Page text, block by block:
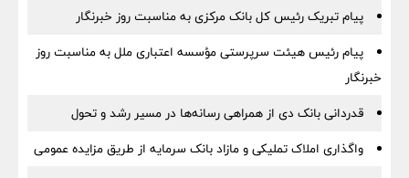
پیام تبریک رئیس کل بانک مرکزی به مناسبت روز خبرنگار
پیام رئیس هیئت سرپرستی مؤسسه اعتباری ملل به مناسبت روز
خبرنگار
قدردانی بانک دی از همراهی رسانه‌ها در مسیر رشد و تحول
واگذاری املاک تملیکی و مازاد بانک سرمایه از طریق مزایده عمومی